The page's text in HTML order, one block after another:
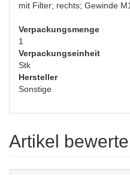
mit Filter; rechts; Gewinde
Verpackungsmenge
1
Verpackungseinheit
Stk
Hersteller
Sonstige
Artikel